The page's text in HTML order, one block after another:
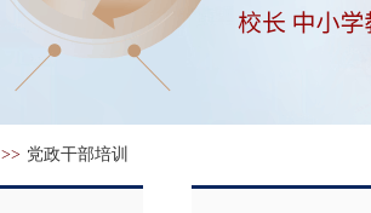
>> 党政干部培训